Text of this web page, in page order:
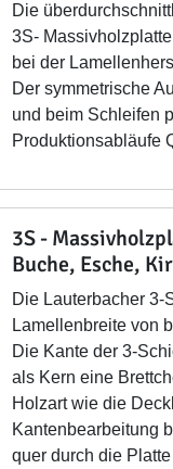
Die
3S-
bei der
Der symmetrische
und beim Schleifen
Produktionsabläufe
3S -
Buche, Esche,
Die Lauterbacher 3-
Lamellenbreite von
Die Kante der 3-
als Kern eine
Holzart wie die
Kantenbearbeitung
quer durch die